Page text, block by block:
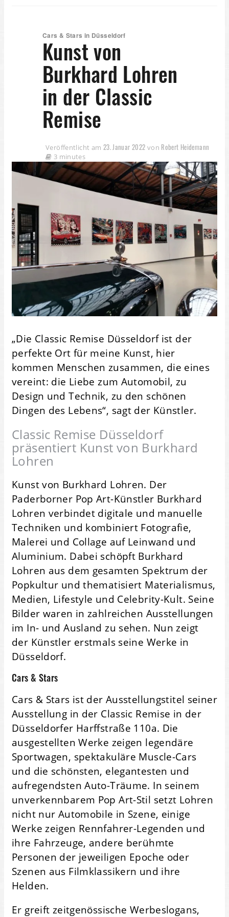
Cars & Stars in Düsseldorf
Kunst von
Burkhard Lohren
in der Classic
Remise
Veröffentlicht am 23. Januar 2022 von Robert Heidemann
3 minutes
„Die Classic Remise Düsseldorf ist der
perfekte Ort für meine Kunst, hier
kommen Menschen zusammen, die eines
vereint: die Liebe zum Automobil, zu
Design und Technik, zu den schönen
Dingen des Lebens“, sagt der Künstler.
Classic Remise Düsseldorf
präsentiert Kunst von Burkhard
Lohren
Kunst von Burkhard Lohren. Der
Paderborner Pop Art-Künstler Burkhard
Lohren verbindet digitale und manuelle
Techniken und kombiniert Fotografie,
Malerei und Collage auf Leinwand und
Aluminium. Dabei schöpft Burkhard
Lohren aus dem gesamten Spektrum der
Popkultur und thematisiert Materialismus,
Medien, Lifestyle und Celebrity-Kult. Seine
Bilder waren in zahlreichen Ausstellungen
im In- und Ausland zu sehen. Nun zeigt
der Künstler erstmals seine Werke in
Düsseldorf.
Cars & Stars
Cars & Stars ist der Ausstellungstitel seiner
Ausstellung in der Classic Remise in der
Düsseldorfer Harffstraße 110a. Die
ausgestellten Werke zeigen legendäre
Sportwagen, spektakuläre Muscle-Cars
und die schönsten, elegantesten und
aufregendsten Auto-Träume. In seinem
unverkennbarem Pop Art-Stil setzt Lohren
nicht nur Automobile in Szene, einige
Werke zeigen Rennfahrer-Legenden und
ihre Fahrzeuge, andere berühmte
Personen der jeweiligen Epoche oder
Szenen aus Filmklassikern und ihre
Helden.
Er greift zeitgenössische Werbeslogans,